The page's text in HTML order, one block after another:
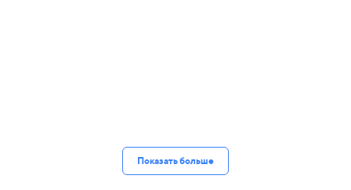
Показать больше